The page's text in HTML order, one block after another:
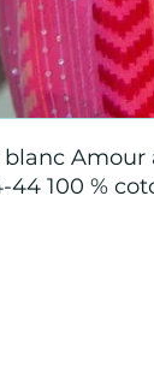
blanc
44 100 %